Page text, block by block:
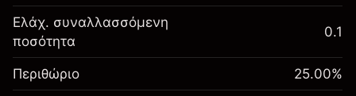
Αναπροσαρμογή
χρηματοδότησης κατά
τη διάρκεια της νύχτας
Χρεώσεις από την πλήρη αξία
της θέσης
%
(-£0.85)
Περιθώριο. Η επένδυσή
σας
Αναπροσαρμογή
Ελάχ. συναλλασσόμενη
ποσότητα
0.1
Περιθώριο 25.00%